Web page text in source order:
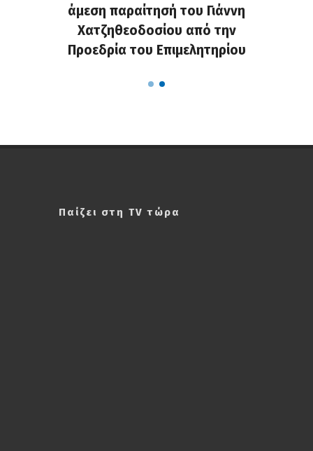
άμεση παραίτησή του Γιάννη
Χατζηθεοδοσίου από την
Προεδρία του Επιμελητηρίου
Παίζει στη TV τώρα